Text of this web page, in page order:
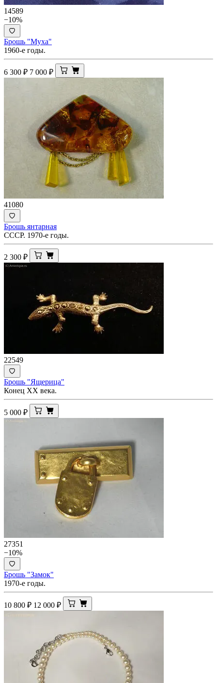
14589
−10%
Брошь "Муха"
1960-е годы.
6 300 ₽ 7 000 ₽
41080
Брошь янтарная
СССР. 1970-е годы.
2 300 ₽
22549
Брошь "Ящерица"
Конец XX века.
5 000 ₽
27351
−10%
Брошь "Замок"
1970-е годы.
10 800 ₽ 12 000 ₽